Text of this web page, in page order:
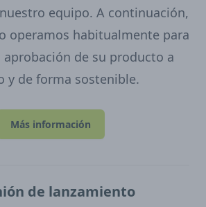
equipo. A continuación,
operamos habitualmente para
aprobación de su producto a
y de forma sostenible.
Más información
de lanzamiento